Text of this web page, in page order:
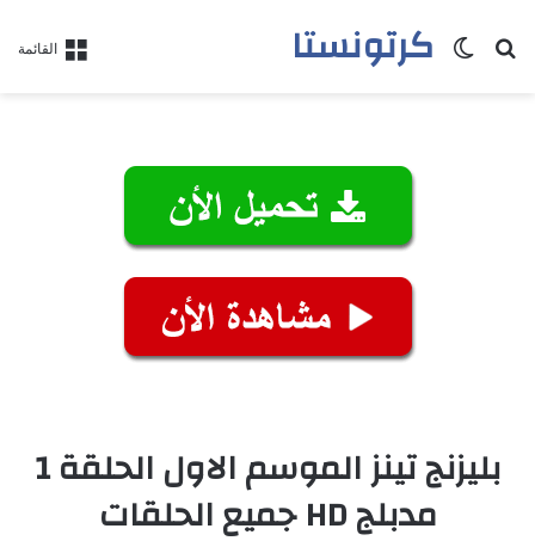
القائمة كرتونستابحث عنالوضع المظلم
بليزنج تينز الموسم الاول الحلقة 1
مدبلج HD جميع الحلقات